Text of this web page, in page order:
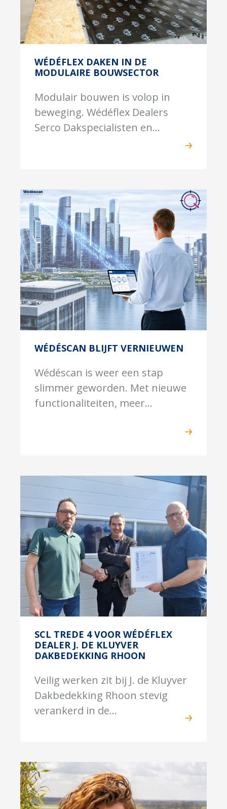
WÉDÉFLEX DAKEN IN DE
MODULAIRE BOUWSECTOR
Modulair bouwen is volop in
beweging. Wédéflex Dealers
Serco Dakspecialisten en...
WÉDÉSCAN BLIJFT VERNIEUWEN
Wédéscan is weer een stap
slimmer geworden. Met nieuwe
functionaliteiten, meer...
SCL TREDE 4 VOOR WÉDÉFLEX
DEALER J. DE KLUYVER
DAKBEDEKKING RHOON
Veilig werken zit bij J. de Kluyver
Dakbedekking Rhoon stevig
verankerd in de...